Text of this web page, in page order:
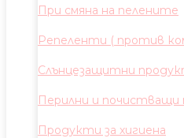
При смяна на пелените
Репеленти ( против
Слънцезащитни
Перилни и почистващи
Продукти за хигиена